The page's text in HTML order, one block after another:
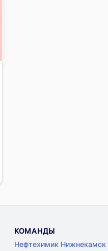
КОМАНДЫ
Нефтехимик Нижнекамск